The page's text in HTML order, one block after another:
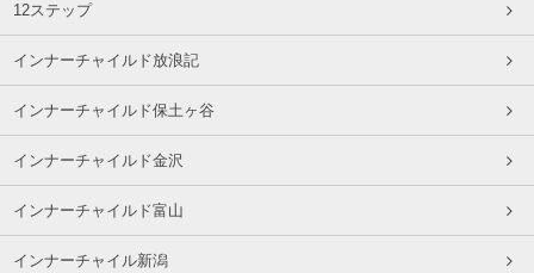
12ステップ
インナーチャイルド放浪記
インナーチャイルド保土ヶ谷
インナーチャイルド金沢
インナーチャイルド富山
インナーチャイル新潟